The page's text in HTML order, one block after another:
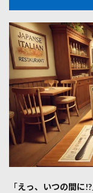
題に
1.1
きっ
かけ
は“あ
のド
リ
ア”の
変化
1.2
SNSで
は
を戻
「えっ、いつの間に!?